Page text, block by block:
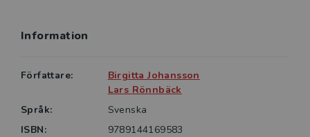
denna bok ska öka medvetenheten och kunskapen
Information
Författare:
Birgitta Johansson
Lars Rönnbäck
Språk:
Svenska
ISBN:
9789144169583